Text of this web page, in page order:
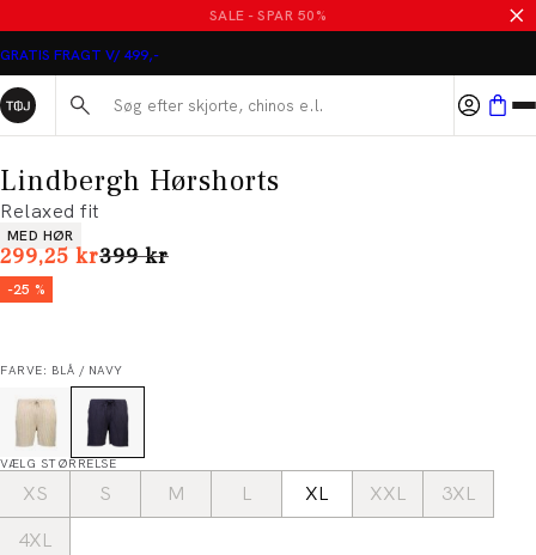
SALE - SPAR 50%
GRATIS FRAGT V/ 499,-
Søg her...
Lindbergh Hørshorts
Relaxed fit
Produkt egenskaber
MED HØR
299,25 krI alt (uden rabat)
399 kr
-25 %
FARVE: BLÅ / NAVY
VÆLG STØRRELSE
XS S M L XL XXL
3XL
4XL